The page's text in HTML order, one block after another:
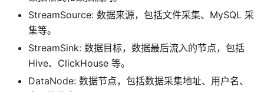
StreamSource: 数据来源，包括文件采集、MySQL 采
集等。
StreamSink: 数据目标，数据最后流入的节点，包括
Hive、ClickHouse 等。
DataNode: 数据节点，包括数据采集地址、用户名、